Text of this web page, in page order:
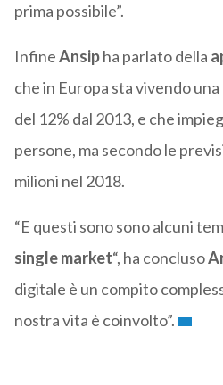
prima possibile”.
InfineAnsipha parlato della
che in Europa sta vivendo
del 12% dal 2013, e che
persone, ma secondo le
milioni nel 2018.
“E questi sono sono alcuni
single market“, ha concluso
digitale è un compito
nostra vita è coinvolto”.